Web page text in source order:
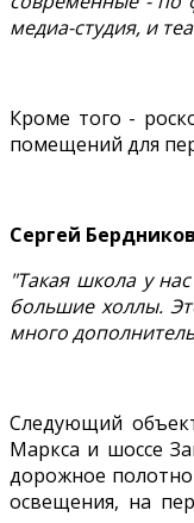
медиа-студия, и
Кроме того -
помещений для
Сергей
"Такая школа у
большие холлы.
много
Следующий
Маркса и шоссе
дорожное
освещения, на